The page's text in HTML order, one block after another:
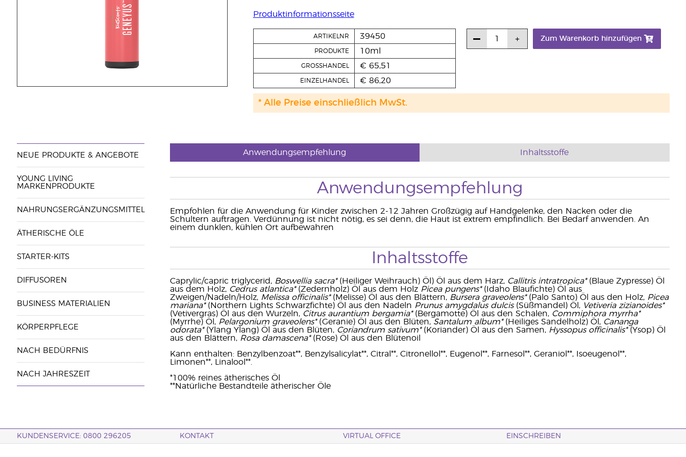
Produktinformationsseite
ARTIKELNR 39450
PRODUKTE 10ml
GROSSHANDEL € 65,51
EINZELHANDEL € 86,20
Zum Warenkorb hinzufügen
* Alle Preise einschließlich MwSt.
NEUE PRODUKTE & ANGEBOTE
YOUNG LIVING
MARKENPRODUKTE
NAHRUNGSERGÄNZUNGSMITTEL
ÄTHERISCHE ÖLE
STARTER-KITS
DIFFUSOREN
BUSINESS MATERIALIEN
KÖRPERPFLEGE
NACH BEDÜRFNIS
NACH JAHRESZEIT
Anwendungsempfehlung Inhaltsstoffe
Anwendungsempfehlung
Empfohlen für die Anwendung für Kinder zwischen 2-12 Jahren Großzügig auf Handgelenke, den Nacken oder die
Schultern auftragen. Verdünnung ist nicht nötig, es sei denn, die Haut ist extrem empfindlich. Bei Bedarf anwenden. An
einem dunklen, kühlen Ort aufbewahren
Inhaltsstoffe
Caprylic/capric triglycerid, Boswellia sacra*(Heiliger Weihrauch) Öl) Öl aus dem Harz, Callitris intratropica*(Blaue Zypresse) Öl
aus dem Holz, Cedrus atlantica*(Zedernholz) Öl aus dem Holz Picea pungens*(Idaho Blaufichte) Öl aus
Zweigen/Nadeln/Holz, Melissa officinalis*(Melisse) Öl aus den Blättern, Bursera graveolens*(Palo Santo) Öl aus den Holz, Picea
mariana*(Northern Lights Schwarzfichte) Öl aus den Nadeln Prunus amygdalus dulcis(Süßmandel) Öl, Vetiveria zizianoides*
(Vetivergras) Öl aus den Wurzeln, Citrus aurantium bergamia*(Bergamotte) Öl aus den Schalen, Commiphora myrrha*
(Myrrhe) Öl, Pelargonium graveolens*(Geranie) Öl aus den Blüten, Santalum album*(Heiliges Sandelholz) Öl, Cananga
odorata*(Ylang Ylang) Öl aus den Blüten, Coriandrum sativum*(Koriander) Öl aus den Samen, Hyssopus officinalis*(Ysop) Öl
aus den Blättern, Rosa damascena*(Rose) Öl aus den Blütenoil
Kann enthalten: Benzylbenzoat**, Benzylsalicylat**, Citral**, Citronellol**, Eugenol**, Farnesol**, Geraniol**, Isoeugenol**,
Limonen**, Linalool**.
*100% reines ätherisches Öl
**Natürliche Bestandteile ätherischer Öle
KUNDENSERVICE: 0800 296205 KONTAKT VIRTUAL OFFICE EINSCHREIBEN